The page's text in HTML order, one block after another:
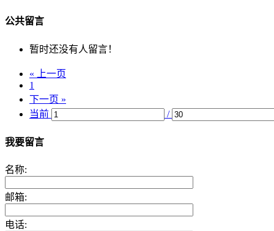
公共留言
暂时还没有人留言！
« 上一页
1
下一页 »
当前
/
我要留言
名称:
邮箱:
电话: